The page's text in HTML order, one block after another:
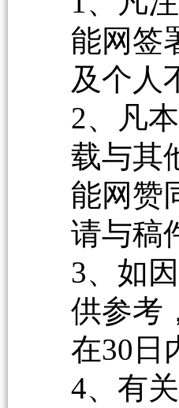
能网签
及个人
2、凡
载与其
能网赞
请与稿
3、如
供参考
在30日
4、有